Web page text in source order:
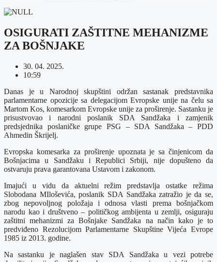
OSIGURATI ZAŠTITNE MEHANIZME
ZA BOŠNJAKE
30. 04. 2025.
10:59
Danas je u Narodnoj skupštini održan sastanak predstavnika
parlamentarne opozicije sa delegacijom Evropske unije na čelu sa
Martom Kos, komesarkom Evropske unije za proširenje. Sastanku je
prisustvovao i narodni poslanik SDA Sandžaka i zamjenik
predsjednika poslaničke grupe PSG – SDA Sandžaka – PDD
Ahmedin Škrijelj.
Evropska komesarka za proširenje upoznata je sa činjenicom da
Bošnjacima u Sandžaku i Republici Srbiji, nije dopušteno da
ostvaruju prava garantovana Ustavom i zakonom.
Imajući u vidu da aktuelni režim predstavlja ostatke režima
Slobodana MIloševića, poslanik SDA Sandžaka zatražio je da se,
zbog nepovoljnog položaja i odnosa vlasti prema bošnjačkom
narodu kao i društveno – političkog ambijenta u zemlji, osiguraju
zaštitni mehanizmi za Bošnjake Sandžaka na način kako je to
predviđeno Rezolucijom Parlamentarne Skupštine Vijeća Evrope
1985 iz 2013. godine.
Na sastanku je naglašen stav SDA Sandžaka u vezi potrebe